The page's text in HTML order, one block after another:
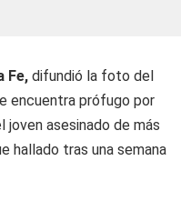
Fe, difundió la foto del
encuentra prófugo por
joven asesinado de más
hallado tras una semana